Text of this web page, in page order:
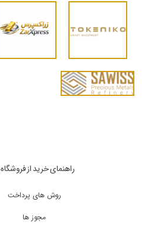
روش های پرداخت
مجوز ها
راهنمای خرید از فروشگاه